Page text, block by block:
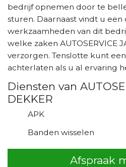
bedrijf opnemen door te
sturen. Daarnaast vindt u een
werkzaamheden van dit
welke zaken AUTOSERVICE
verzorgen. Tenslotte kunt
achterlaten als u al ervaring
Diensten van
DEKKER
APK
Banden wisselen
Afspraak